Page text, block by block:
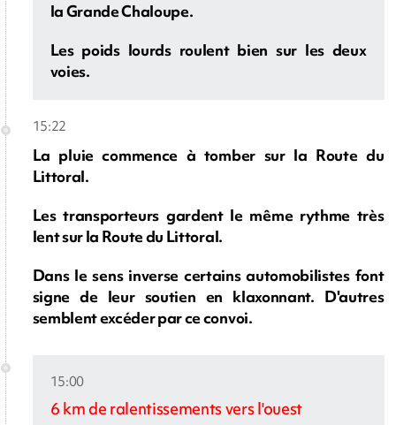
la Grande Chaloupe.
Les poids lourds roulent bien sur les deux
voies.
15:22
La pluie commence à tomber sur la Route du
Littoral.
Les transporteurs gardent le même rythme très
lent sur la Route du Littoral.
Dans le sens inverse certains automobilistes font
signe de leur soutien en klaxonnant. D'autres
semblent excéder par ce convoi.
15:00
6 km de ralentissements vers l'ouest